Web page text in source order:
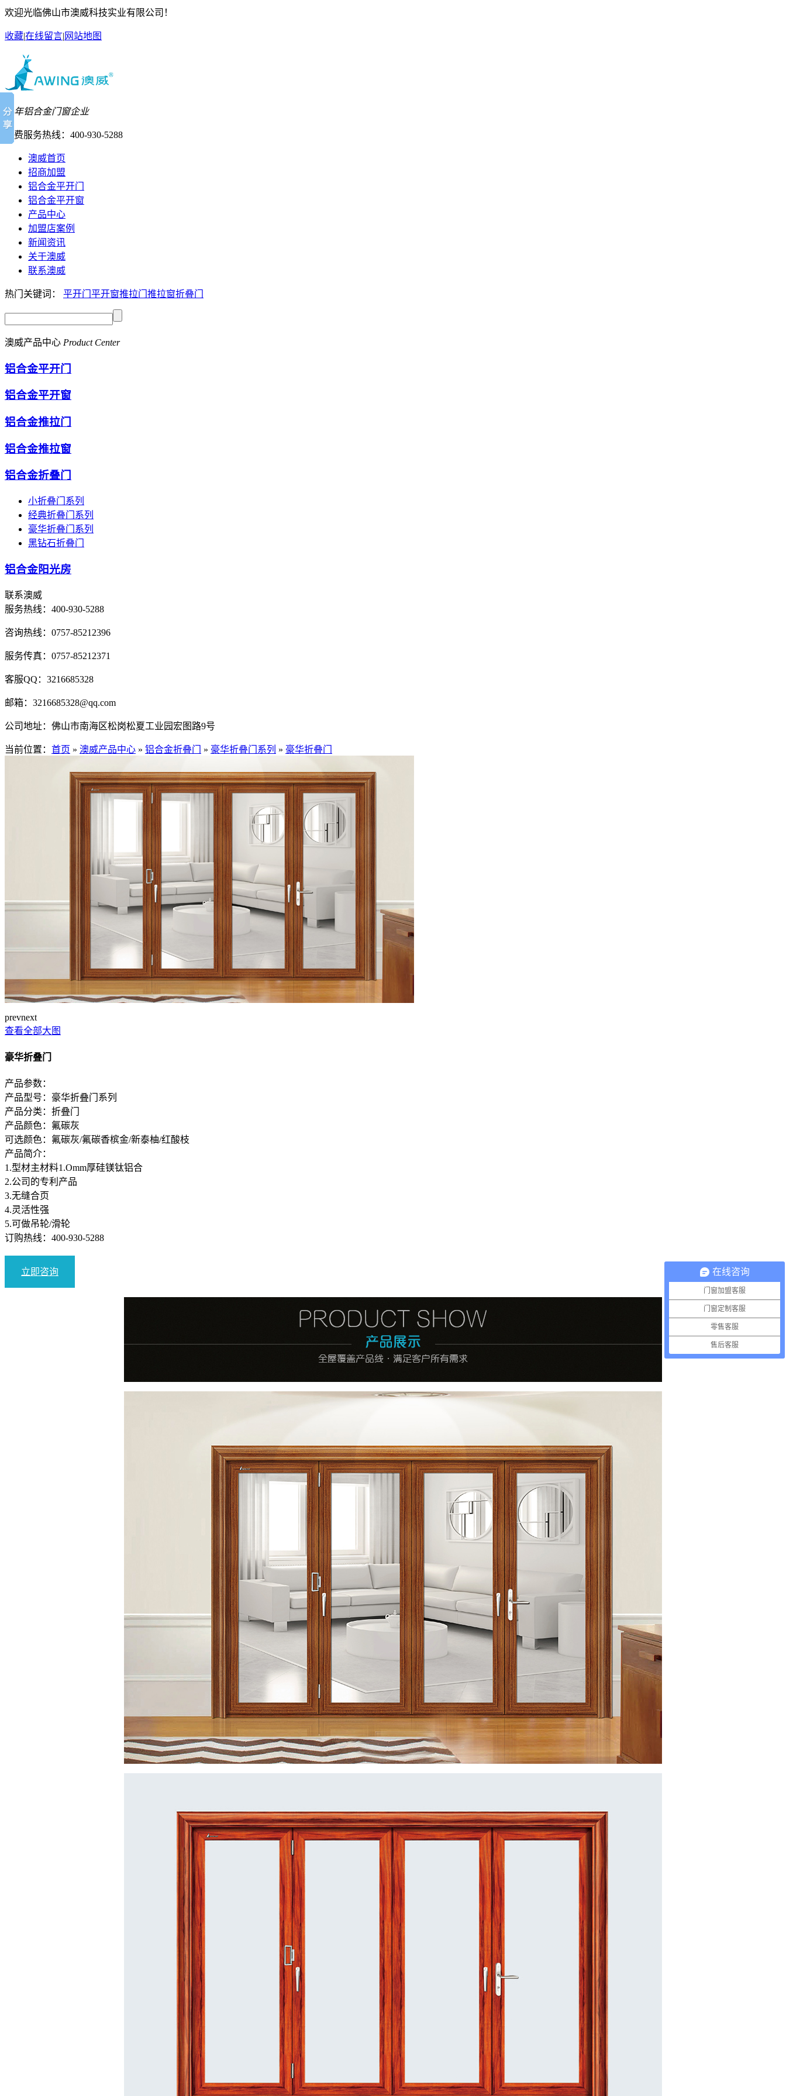
欢迎光临佛山市澳威科技实业有限公司！
收藏|在线留言| 网站地图
24年铝合金门窗企业
免费服务热线： 400-930-5288
澳威首页
招商加盟
铝合金平开门
铝合金平开窗
产品中心
加盟店案例
新闻资讯
关于澳威
联系澳威
热门关键词： 平开门 平开窗推拉门 推拉窗折叠门
澳威产品中心 Product Center
铝合金平开门
铝合金平开窗
铝合金推拉门
铝合金推拉窗
铝合金折叠门
小折叠门系列
经典折叠门系列
豪华折叠门系列
黑钻石折叠门
铝合金阳光房
联系澳威
服务热线： 400-930-5288
咨询热线：0757-85212396
服务传真：0757-85212371
客服QQ：3216685328
邮箱：3216685328@qq.com
公司地址：佛山市南海区松岗松夏工业园宏图路9号
当前位置： 首页 » 澳威产品中心 » 铝合金折叠门 » 豪华折叠门系列 » 豪华折叠门
prevnext
查看全部大图
豪华折叠门
产品参数：
产品型号：豪华折叠门系列
产品分类：折叠门
产品颜色：氟碳灰
可选颜色：氟碳灰/氟碳香槟金/新泰柚/红酸枝
产品简介：
1.型材主材料1.Omm厚硅镁钛铝合
2.公司的专利产品
3.无缝合页
4.灵活性强
5.可做吊轮/滑轮
订购热线： 400-930-5288
立即咨询 在线咨询
门窗加盟客服
门窗定制客服
零售客服
售后客服